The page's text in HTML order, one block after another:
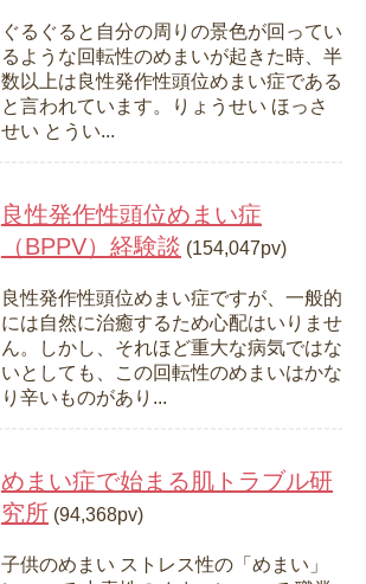
ぐるぐると自分の周りの景色が回ってい
るような回転性のめまいが起きた時、半
数以上は良性発作性頭位めまい症である
と言われています。りょうせい ほっさ
せい とうい...
良性発作性頭位めまい症
（BPPV）経験談 (154,047pv)
良性発作性頭位めまい症ですが、一般的
には自然に治癒するため心配はいりませ
ん。しかし、それほど重大な病気ではな
いとしても、この回転性のめまいはかな
り辛いものがあり...
めまい症で始まる肌トラブル研
究所 (94,368pv)
子供のめまい ストレス性の「めまい」